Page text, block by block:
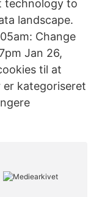
technology to
landscape.
Change
Jan 26,
til at
er kategoriseret